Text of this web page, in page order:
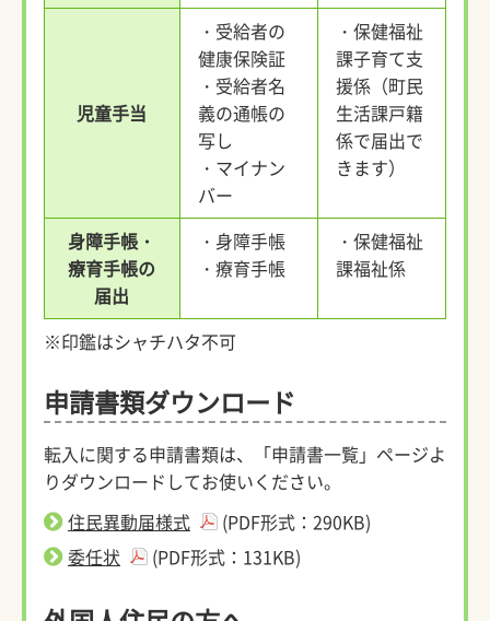
児童手当
・受給者の
健康保険証
・受給者名
義の通帳の
写し
・マイナン
バー
・保健福祉
課子育て支
援係（町民
生活課戸籍
係で届出で
きます）
身障手帳・
療育手帳の
届出
・身障手帳
・療育手帳
・保健福祉
課福祉係
※印鑑はシャチハタ不可
申請書類ダウンロード
転入に関する申請書類は、「申請書一覧」ページよ
りダウンロードしてお使いください。
住民異動届様式
(PDF形式：290KB)
委任状
(PDF形式：131KB)